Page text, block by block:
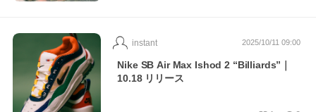
2025/10/11 09:00
instant
Nike SB Air Max Ishod 2 “Billiards”｜
10.18 リリース